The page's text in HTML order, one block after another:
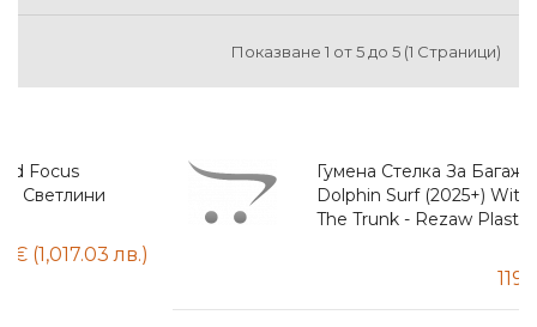
Показване 1 от 5 до 5 (1 Страници)
Гумена Стелка За Багажник За BYD
Dolphin Surf (2025+) With One Floor Of
The Trunk - Rezaw Plast